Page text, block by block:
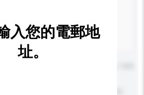
入您的電郵地
址。